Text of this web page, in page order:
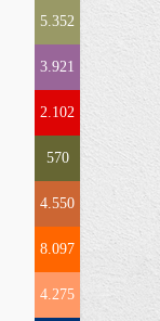
5.352
3.921
2.102
570
4.550
8.097
4.275